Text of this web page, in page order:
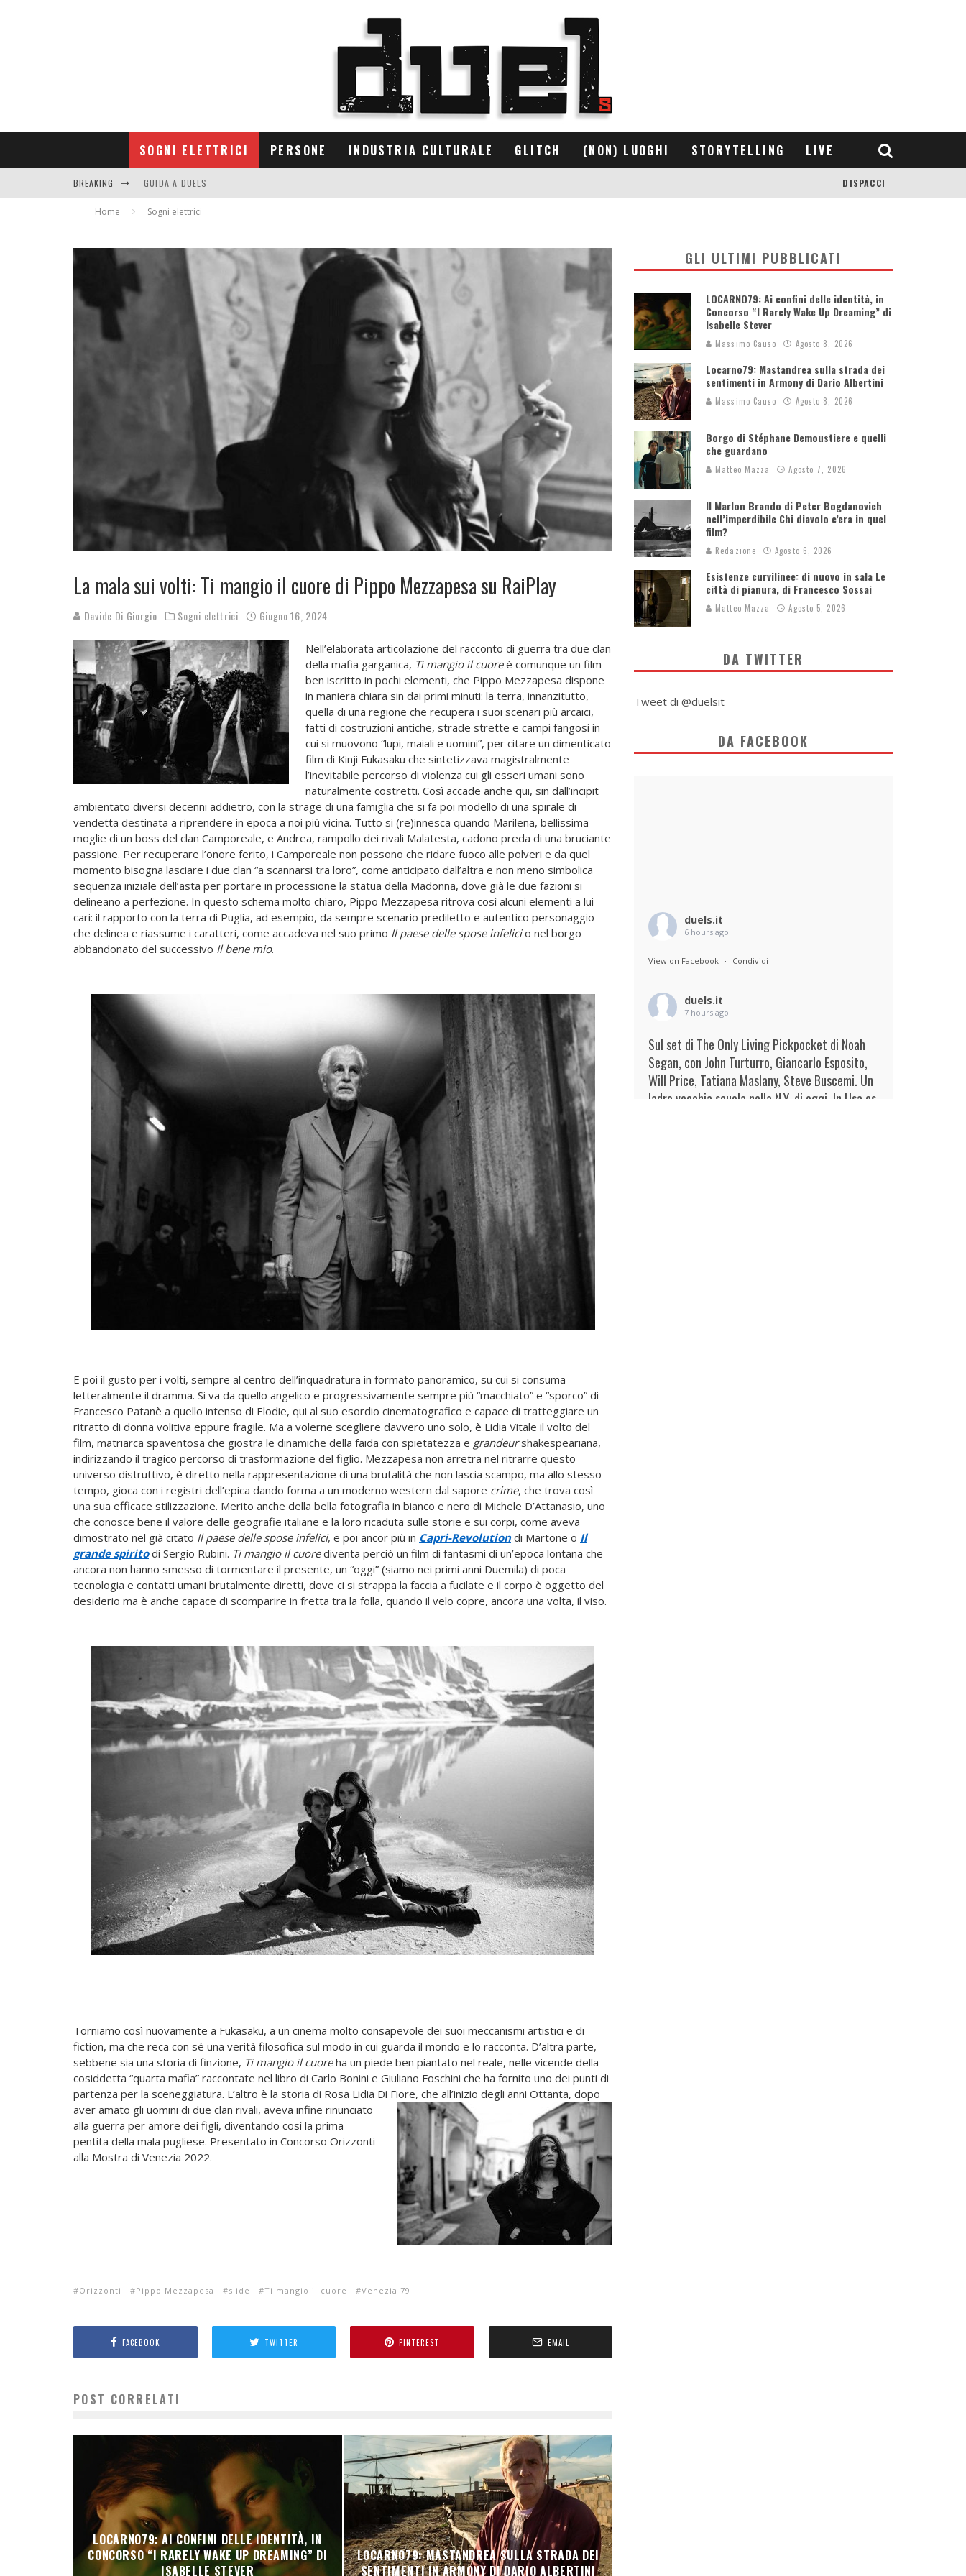
SOGNI ELETTRICI PERSONE INDUSTRIA CULTURALE GLITCH (NON) LUOGHI STORYTELLING LIVE
BREAKING
GUIDA A DUELS
CONTRIBUTORS
DISPACCI
Home Sogni elettrici
La mala sui volti: Ti mangio il cuore di Pippo Mezzapesa su RaiPlay
Davide Di Giorgio Sogni elettrici Giugno 16, 2024
Nell’elaborata articolazione del racconto di guerra tra due clan
della mafia garganica, Ti mangio il cuoreè comunque un film
ben iscritto in pochi elementi, che Pippo Mezzapesa dispone
in maniera chiara sin dai primi minuti: la terra, innanzitutto,
quella di una regione che recupera i suoi scenari più arcaici,
fatti di costruzioni antiche, strade strette e campi fangosi in
cui si muovono “lupi, maiali e uomini”, per citare un dimenticato
film di Kinji Fukasaku che sintetizzava magistralmente
l’inevitabile percorso di violenza cui gli esseri umani sono
naturalmente costretti. Così accade anche qui, sin dall’incipit
ambientato diversi decenni addietro, con la strage di una famiglia che si fa poi modello di una spirale di
vendetta destinata a riprendere in epoca a noi più vicina. Tutto si (re)innesca quando Marilena, bellissima
moglie di un boss del clan Camporeale, e Andrea, rampollo dei rivali Malatesta, cadono preda di una bruciante
passione. Per recuperare l’onore ferito, i Camporeale non possono che ridare fuoco alle polveri e da quel
momento bisogna lasciare i due clan “a scannarsi tra loro”, come anticipato dall’altra e non meno simbolica
sequenza iniziale dell’asta per portare in processione la statua della Madonna, dove già le due fazioni si
delineano a perfezione. In questo schema molto chiaro, Pippo Mezzapesa ritrova così alcuni elementi a lui
cari: il rapporto con la terra di Puglia, ad esempio, da sempre scenario prediletto e autentico personaggio
che delinea e riassume i caratteri, come accadeva nel suo primo Il paese delle spose infelicio nel borgo
abbandonato del successivo Il bene mio.
E poi il gusto per i volti, sempre al centro dell’inquadratura in formato panoramico, su cui si consuma
letteralmente il dramma. Si va da quello angelico e progressivamente sempre più “macchiato” e “sporco” di
Francesco Patanè a quello intenso di Elodie, qui al suo esordio cinematografico e capace di tratteggiare un
ritratto di donna volitiva eppure fragile. Ma a volerne scegliere davvero uno solo, è Lidia Vitale il volto del
film, matriarca spaventosa che giostra le dinamiche della faida con spietatezza e grandeurshakespeariana,
indirizzando il tragico percorso di trasformazione del figlio. Mezzapesa non arretra nel ritrarre questo
universo distruttivo, è diretto nella rappresentazione di una brutalità che non lascia scampo, ma allo stesso
tempo, gioca con i registri dell’epica dando forma a un moderno western dal sapore crime, che trova così
una sua efficace stilizzazione. Merito anche della bella fotografia in bianco e nero di Michele D’Attanasio, uno
che conosce bene il valore delle geografie italiane e la loro ricaduta sulle storie e sui corpi, come aveva
dimostrato nel già citato Il paese delle spose infelici, e poi ancor più in Capri-Revolutiondi Martone o Il
grande spiritodi Sergio Rubini. Ti mangio il cuorediventa perciò un film di fantasmi di un’epoca lontana che
ancora non hanno smesso di tormentare il presente, un “oggi” (siamo nei primi anni Duemila) di poca
tecnologia e contatti umani brutalmente diretti, dove ci si strappa la faccia a fucilate e il corpo è oggetto del
desiderio ma è anche capace di scomparire in fretta tra la folla, quando il velo copre, ancora una volta, il viso.
Torniamo così nuovamente a Fukasaku, a un cinema molto consapevole dei suoi meccanismi artistici e di
fiction, ma che reca con sé una verità filosofica sul modo in cui guarda il mondo e lo racconta. D’altra parte,
sebbene sia una storia di finzione, Ti mangio il cuoreha un piede ben piantato nel reale, nelle vicende della
cosiddetta “quarta mafia” raccontate nel libro di Carlo Bonini e Giuliano Foschini che ha fornito uno dei punti di
partenza per la sceneggiatura. L’altro è la storia di Rosa Lidia Di Fiore, che all’inizio degli anni Ottanta, dopo
aver amato gli uomini di due clan rivali, aveva infine rinunciato
alla guerra per amore dei figli, diventando così la prima
pentita della mala pugliese. Presentato in Concorso Orizzonti
alla Mostra di Venezia 2022.
Orizzonti Pippo Mezzapesa slide Ti mangio il cuore Venezia 79
FACEBOOK TWITTER PINTEREST EMAIL
POST CORRELATI
LOCARNO79: AI CONFINI DELLE IDENTITÀ, IN
CONCORSO “I RARELY WAKE UP DREAMING” DI
ISABELLE STEVER
LOCARNO79: MASTANDREA SULLA STRADA DEI
SENTIMENTI IN ARMONY DI DARIO ALBERTINI
GLI ULTIMI PUBBLICATI
LOCARNO79: Ai confini delle identità, in
Concorso “I Rarely Wake Up Dreaming” di
Isabelle Stever
Massimo Causo Agosto 8, 2026
Locarno79: Mastandrea sulla strada dei
sentimenti in Armony di Dario Albertini
Massimo Causo Agosto 8, 2026
Borgo di Stéphane Demoustiere e quelli
che guardano
Matteo Mazza Agosto 7, 2026
Il Marlon Brando di Peter Bogdanovich
nell’imperdibile Chi diavolo c’era in quel
film?
Redazione Agosto 6, 2026
Esistenze curvilinee: di nuovo in sala Le
città di pianura, di Francesco Sossai
Matteo Mazza Agosto 5, 2026
DA TWITTER
Tweet di @duelsit
DA FACEBOOK
duels.it
6 hours ago
View on Facebook · Condividi
duels.it
7 hours ago
Sul set di The Only Living Pickpocket di Noah
Segan, con John Turturro, Giancarlo Esposito,
Will Price, Tatiana Maslany, Steve Buscemi. Un
ladro vecchia scuola nella N.Y. di oggi. In Usa es